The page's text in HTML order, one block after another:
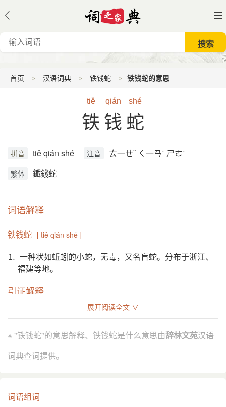
首页 汉语词典 铁钱蛇 铁钱蛇的意思
tiě qián shé
铁钱蛇
拼音 tiě qián shé 注音 ㄊ一ㄝˇ ㄑ一ㄢˊ ㄕㄜˊ
繁体 鐵錢蛇
词语解释
铁钱蛇 [ tiě qián shé ]
⒈ 一种状如蚯蚓的小蛇，无毒，又名盲蛇。分布于浙江、
福建等地。
引证解释
⒈ 一种状如蚯蚓的小蛇，无毒，又名盲蛇。分布于 浙江、
引 鲁迅 《野草·死火》：“我的身上喷出一缕黑烟，上升
如铁线蛇。”
tiě qián
展开阅读全文 ∨
※ "铁钱蛇"的意思解释、铁钱蛇是什么意思由辞林文苑汉语
词典查词提供。
词语组词